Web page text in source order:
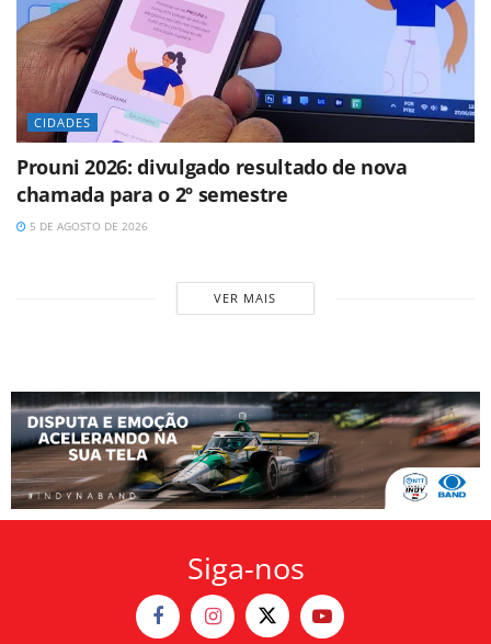
CIDADES
Prouni 2026: divulgado resultado de nova
chamada para o 2º semestre
5 DE AGOSTO DE 2026
VER MAIS
Siga-nos